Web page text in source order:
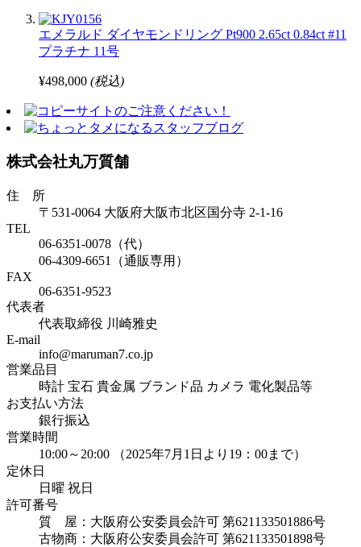
エメラルド ダイヤモンドリング Pt900 2.65ct 0.84ct #11
プラチナ 11号
¥498,000 (税込)
株式会社丸万質舗
住 所
〒531-0064 大阪府大阪市北区国分寺 2-1-16
TEL
06-6351-0078（代）
06-4309-6651（通販専用）
FAX
06-6351-9523
代表者
代表取締役 川崎雅史
E-mail
info@maruman7.co.jp
営業品目
時計 宝石 貴金属 ブランド品 カメラ 電化製品等
お支払い方法
銀行振込
営業時間
10:00～20:00 （2025年7月1日より19：00まで）
定休日
日曜 祝日
許可番号
質 屋：大阪府公安委員会許可 第621133501886号
古物商：大阪府公安委員会許可 第621133501898号